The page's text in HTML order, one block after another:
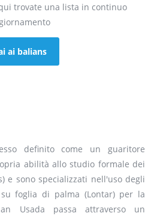
trovate una lista in continuo
ai balians
definito come un guaritore
abilità allo studio formale dei
e sono specializzati nell'uso degli
foglia di palma (Lontar) per la
Usada passa attraverso un